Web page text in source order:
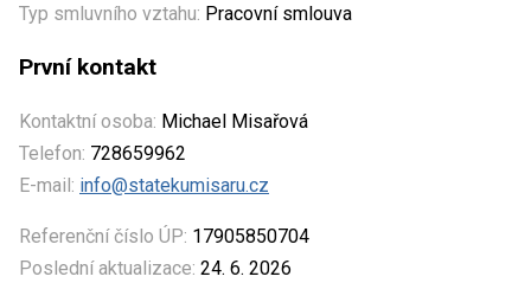
Typ smluvního vztahu: Pracovní smlouva
První kontakt
Kontaktní osoba: Michael Misařová
Telefon: 728659962
E-mail: info@statekumisaru.cz
Referenční číslo ÚP: 17905850704
Poslední aktualizace: 24. 6. 2026